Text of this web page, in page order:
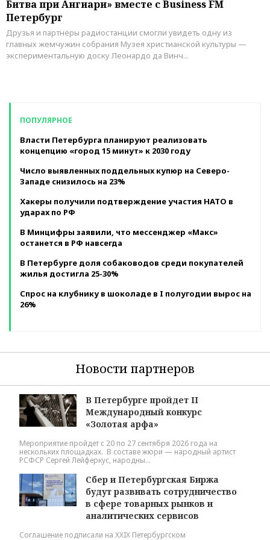
Битва при Ангиари» вместе с Business FM
Петербург
Друзья и партнёры радиостанции смогли увидеть одну из
главных жемчужин собрания Музея христианской культуры —
экспериментальную доску Леонардо да Винч...
ПОПУЛЯРНОЕ
Власти Петербурга планируют реализовать
концепцию «город 15 минут» к 2030 году
Число выявленных поддельных купюр на Северо-
Западе снизилось на 23%
Хакеры получили подтверждение участия НАТО в
ударах по РФ
В Минцифры заявили, что мессенджер «Макс»
останется в РФ навсегда
В Петербурге доля собаководов среди покупателей
жилья достигла 25-30%
Спрос на клубнику в шоколаде в I полугодии вырос на
26%
Новости партнеров
В Петербурге пройдет II
Международный конкурс
«Золотая арфа»
Мероприятие пройдет с 20 по 27 сентября 2026 года на
нескольких площадках. В составе жюри — народный артист
РСФСР Сергей Лейферкус, народны...
Сбер и Петербургская Биржа
будут развивать сотрудничество
в сфере товарных рынков и
аналитических сервисов
Соглашение подписали на XXIX Петербургском